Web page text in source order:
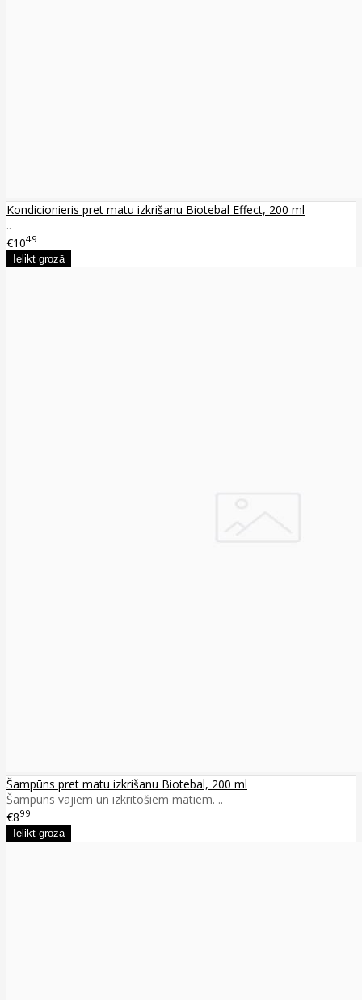
Kondicionieris pret matu izkrišanu Biotebal Effect, 200 ml
..
€1049
Šampūns pret matu izkrišanu Biotebal, 200 ml
Šampūns vājiem un izkrītošiem matiem. ..
€899